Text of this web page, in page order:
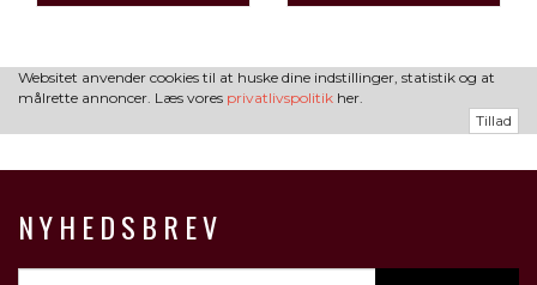
Websitet anvender cookies til at huske dine indstillinger, statistik og at
målrette annoncer. Læs vores privatlivspolitik her.
Tillad
NYHEDSBREV